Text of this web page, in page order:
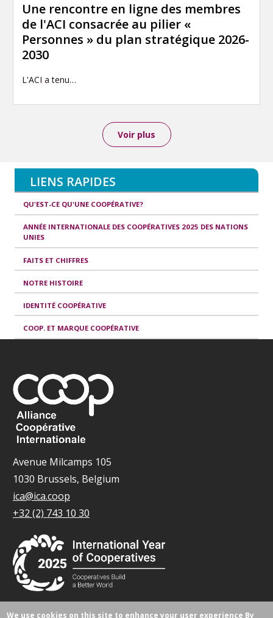
Une rencontre en ligne des membres
de l'ACI consacrée au pilier «
Personnes » du plan stratégique 2026-
2030
L'ACI a tenu…
Voir plus
LIENS RAPIDES
QU'EST-CE QU'UNE COOPÉRATIVE?
ANNÉE INTERNATIONALE DES COOPÉRATIVES 2025 DES NATIONS
UNIES
FAITS ET CHIFFRES
NOTRE HISTOIRE
IDENTITÉ COOPÉRATIVE
COOP. ET MARQUE COOPÉRATIVE
Avenue Milcamps 105
1030 Brussels, Belgium
ica@ica.coop
+32 (2) 743 10 30
We use cookies on this site to enhance your user experience By